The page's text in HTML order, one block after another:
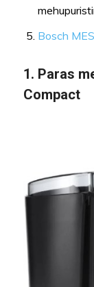
Bosch
1. Paras
Compact